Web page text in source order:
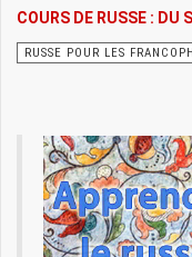
COURS DE RUSSE : DU
RUSSE POUR LES